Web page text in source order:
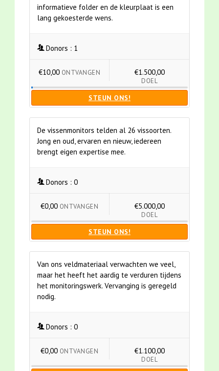
informatieve folder en de kleurplaat is een
lang gekoesterde wens.
Donors : 1
€10,00 ONTVANGEN €1.500,00
DOEL
STEUN ONS!
De vissenmonitors telden al 26 vissoorten.
Jong en oud, ervaren en nieuw, iedereen
brengt eigen expertise mee.
Donors : 0
€0,00 ONTVANGEN €5.000,00
DOEL
STEUN ONS!
Van ons veldmateriaal verwachten we veel,
maar het heeft het aardig te verduren tijdens
het monitoringswerk. Vervanging is geregeld
nodig.
Donors : 0
€0,00 ONTVANGEN €1.100,00
DOEL